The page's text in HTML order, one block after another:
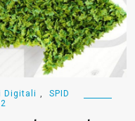
Digitali
SPID